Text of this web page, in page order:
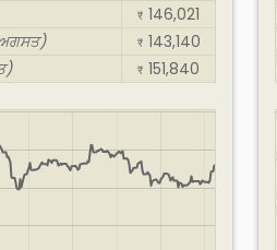
₹ 146,021
₹ 143,140
₹ 151,840